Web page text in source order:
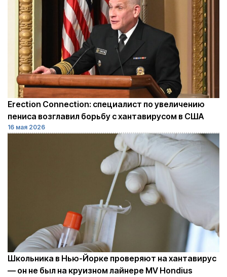
16 мая 2026
Erection Connection: специалист по увеличению
пениса возглавил борьбу с хантавирусом в США
Школьника в Нью-Йорке проверяют на хантавирус
— он не был на круизном лайнере MV Hondius